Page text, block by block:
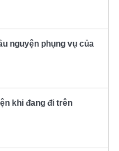
nguyện phụng vụ của
khi đang đi trên